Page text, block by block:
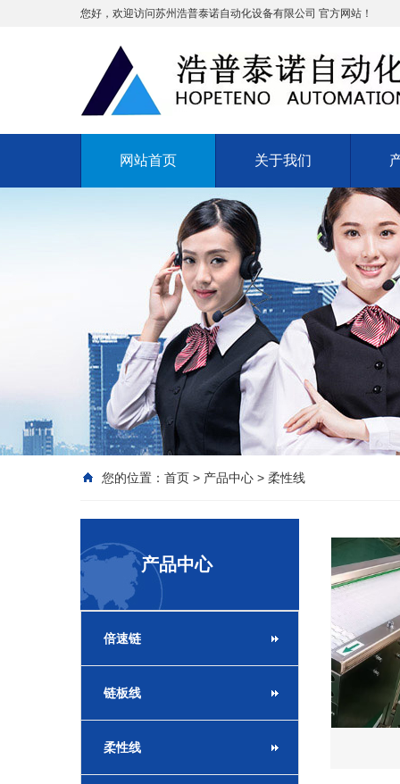
您好，欢迎访问苏州浩普泰诺自动化设备有限公司 官方网站！
网站首页 关于我们
您的位置： 首页 > 产品中心 > 柔性线
产品中心
倍速链
链板线
柔性线